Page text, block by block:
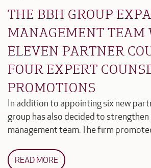
THE BBH GROUP
MANAGEMENT TEAM
ELEVEN PARTNER
FOUR EXPERT
PROMOTIONS
In addition to appointing six new
group has also decided to
management team. The firm
READ MORE